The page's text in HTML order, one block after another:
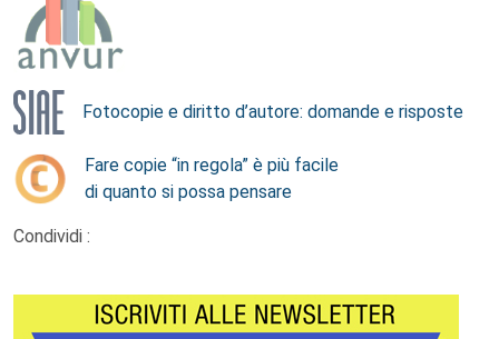
Fotocopie e diritto d’autore: domande e risposte
Fare copie “in regola” è più facile
di quanto si possa pensare
Condividi :